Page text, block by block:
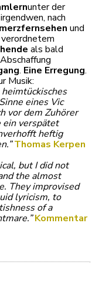
unter der
nach
und
als bald
. Eine Erregung.
Musik:
eines Vic
vor dem Zuhörer
ein verspätet
heftig
Thomas Kerpen
but I did not
the almost
They improvised
lyricism, to
of a
Kommentar